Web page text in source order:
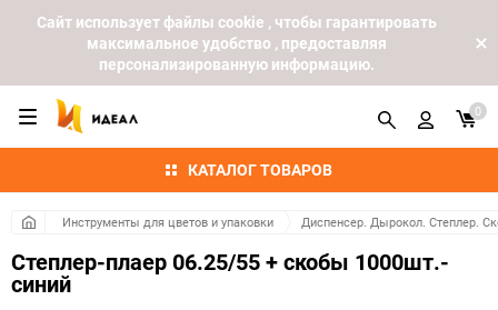
Cайт использует файлы cookie , чтобы гарантировать
максимальное удобство , предоставляя
персонализированную информацию.
КАТАЛОГ ТОВАРОВ
0
Инструменты для цветов и упаковки Диспенсер. Дырокол. Степлер.
Степлер-плаер 06.25/55 + скобы 1000шт.-
синий